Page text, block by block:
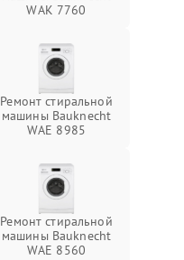
WAK 7760
Ремонт стиральной
машины Bauknecht
WAE 8985
Ремонт стиральной
машины Bauknecht
WAE 8560